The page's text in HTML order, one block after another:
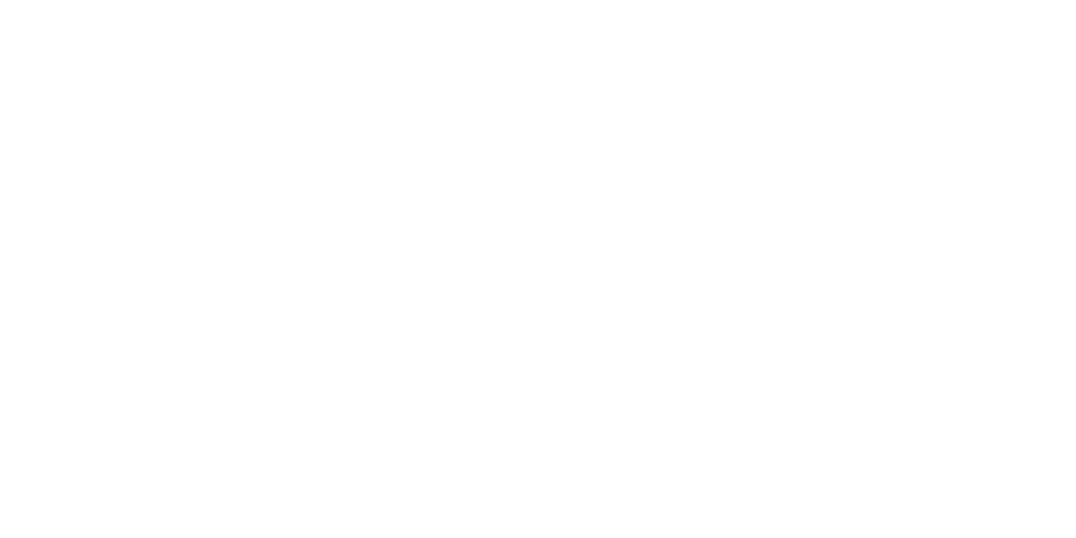
ul nostru. Aceștia le pot combina cu alte informații oferite de dvs. sau culese în urma folosirii serviciilor lor.